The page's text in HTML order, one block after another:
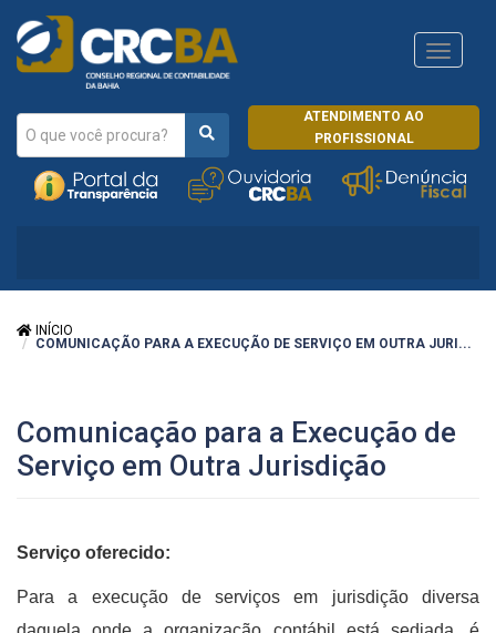
ATENDIMENTO AO
PROFISSIONAL
CRCRJ
INÍCIO
COMUNICAÇÃO PARA A EXECUÇÃO DE SERVIÇO EM OUTRA JURI...
Comunicação para a Execução de
Serviço em Outra Jurisdição
Serviço oferecido:
Para a execução de serviços em jurisdição diversa